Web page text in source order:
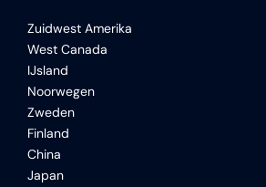
Zuidwest Amerika
West Canada
IJsland
Noorwegen
Zweden
Finland
China
Japan